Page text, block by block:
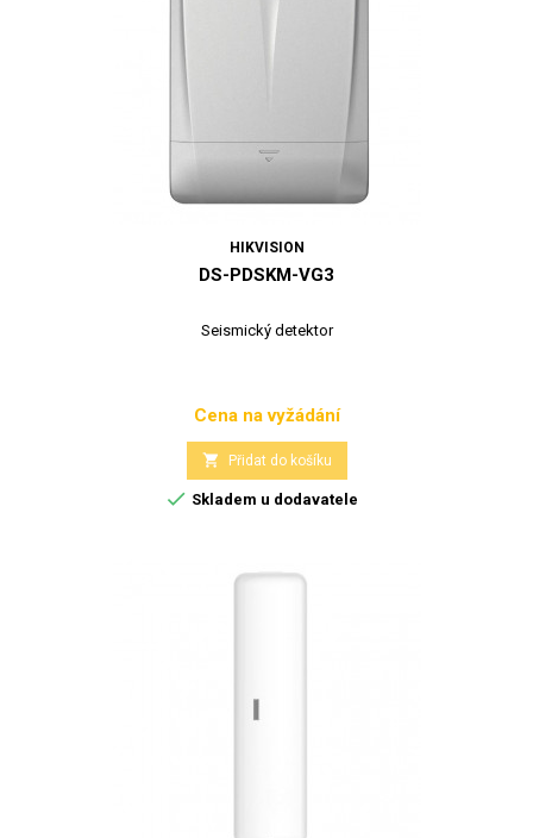
HIKVISION
DS-PDSKM-VG3
Seismický detektor
Cena
Cena na vyžádání
 Přidat do košíku
 Skladem u dodavatele